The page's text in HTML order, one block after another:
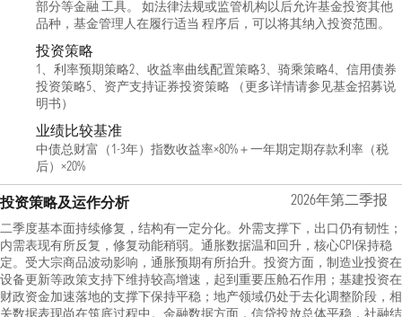
部分等金融 工具。 如法律法规或监管机构以后允许基金投资其他
品种，基金管理人在履行适当 程序后，可以将其纳入投资范围。
投资策略
1、利率预期策略2、收益率曲线配置策略3、骑乘策略4、信用债券
投资策略5、资产支持证券投资策略 （更多详情请参见基金招募说
明书）
业绩比较基准
中债总财富（1-3年）指数收益率×80%＋一年期定期存款利率（税
后）×20%
投资策略及运作分析 2026年第二季报
二季度基本面持续修复，结构有一定分化。外需支撑下，出口仍有韧性；
内需表现有所反复，修复动能稍弱。通胀数据温和回升，核心CPI保持稳
定。受大宗商品波动影响，通胀预期有所抬升。投资方面，制造业投资在
设备更新等政策支持下维持较高增速，起到重要压舱石作用；基建投资在
财政资金加速落地的支撑下保持平稳；地产领域仍处于去化调整阶段，相
关数据表现尚在筑底过程中。金融数据方面，信贷投放总体平稳，社融结